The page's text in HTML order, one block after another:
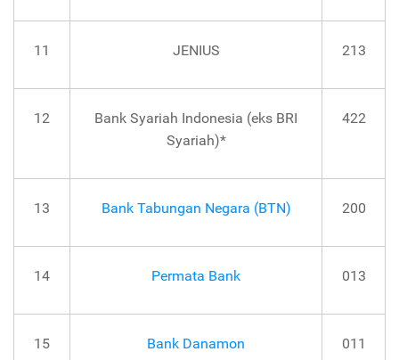
11 JENIUS 213
12
Bank Syariah Indonesia (eks BRI
Syariah)*
422
13 Bank Tabungan Negara (BTN) 200
14 Permata Bank 013
15 Bank Danamon 011